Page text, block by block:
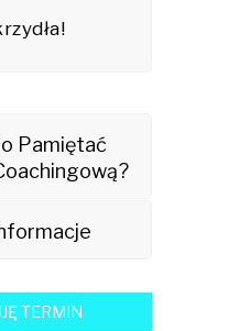
Pamiętać
TERMIN